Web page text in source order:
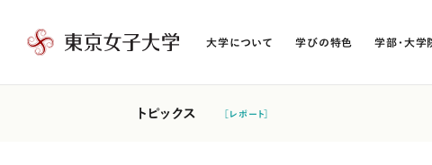
東
大学について 学びの特色 学部・大学
トピックス ［レポート］